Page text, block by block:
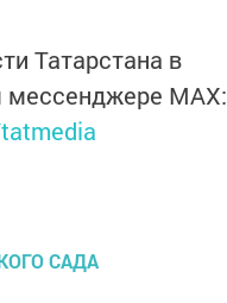
Татарстана в
мессенджере MАХ:
САДА